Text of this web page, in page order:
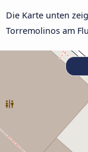
Die Karte unten
Torremolinos am